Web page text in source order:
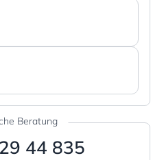
Beratung
44 835